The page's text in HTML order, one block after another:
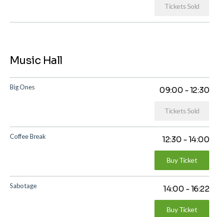
Tickets Sold
Music Hall
Big Ones 09:00 -12:30
Tickets Sold
Coffee Break 12:30 -14:00
Buy Ticket
Sabotage 14:00 -16:22
Buy Ticket